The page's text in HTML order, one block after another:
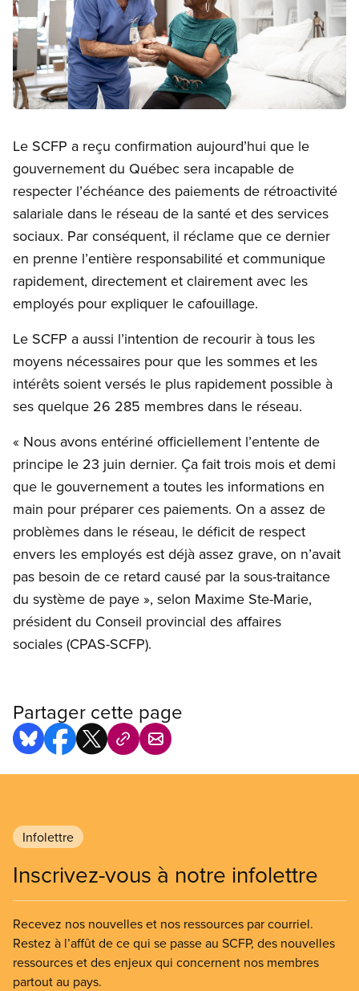
Le SCFP a reçu confirmation aujourd’hui que le
gouvernement du Québec sera incapable de
respecter l’échéance des paiements de rétroactivité
salariale dans le réseau de la santé et des services
sociaux. Par conséquent, il réclame que ce dernier
en prenne l’entière responsabilité et communique
rapidement, directement et clairement avec les
employés pour expliquer le cafouillage.
Le SCFP a aussi l’intention de recourir à tous les
moyens nécessaires pour que les sommes et les
intérêts soient versés le plus rapidement possible à
ses quelque 26 285 membres dans le réseau.
« Nous avons entériné officiellement l’entente de
principe le 23 juin dernier. Ça fait trois mois et demi
que le gouvernement a toutes les informations en
main pour préparer ces paiements. On a assez de
problèmes dans le réseau, le déficit de respect
envers les employés est déjà assez grave, on n’avait
pas besoin de ce retard causé par la sous-traitance
du système de paye », selon Maxime Ste-Marie,
président du Conseil provincial des affaires
sociales (CPAS-SCFP).
Partager cette page
Infolettre
Inscrivez-vous à notre infolettre
Recevez nos nouvelles et nos ressources par courriel.
Restez à l’affût de ce qui se passe au SCFP, des nouvelles
ressources et des enjeux qui concernent nos membres
partout au pays.